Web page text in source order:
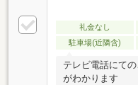
礼金なし
駐車場(近隣含)
テレビ電話にて
がわかります